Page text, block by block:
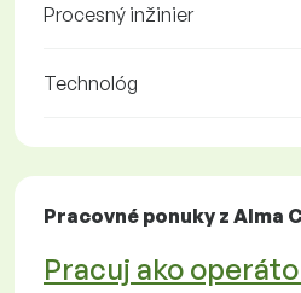
Procesný inžinier
Technológ
Pracovné ponuky z Alma
Pracuj ako